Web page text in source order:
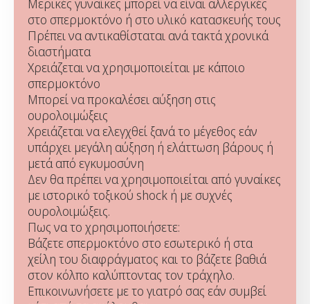
Μερικές γυναίκες μπορεί να είναι αλλεργικές
στο σπερμοκτόνο ή στο υλικό κατασκευής τους
Πρέπει να αντικαθίσταται ανά τακτά χρονικά
διαστήματα
Χρειάζεται να χρησιμοποιείται με κάποιο
σπερμοκτόνο
Μπορεί να προκαλέσει αύξηση στις
ουρολοιμώξεις
Χρειάζεται να ελεγχθεί ξανά το μέγεθος εάν
υπάρχει μεγάλη αύξηση ή ελάττωση βάρους ή
μετά από εγκυμοσύνη
Δεν θα πρέπει να χρησιμοποιείται από γυναίκες
με ιστορικό τοξικού shock ή με συχνές
ουρολοιμώξεις.
Πως να το χρησιμοποιήσετε:
Βάζετε σπερμοκτόνο στο εσωτερικό ή στα
χείλη του διαφράγματος και το βάζετε βαθιά
στον κόλπο καλύπτοντας τον τράχηλο.
Eπικοινωνήσετε με το γιατρό σας εάν συμβεί